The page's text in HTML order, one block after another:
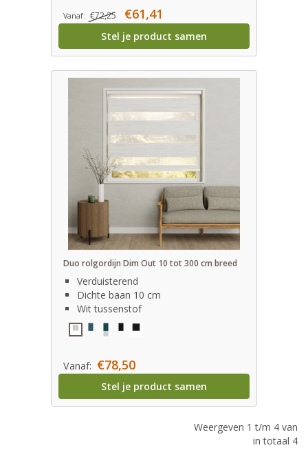
Vanaf: €72,25 €61,41
Stel je product samen
Duo rolgordijn Dim Out 10 tot 300 cm breed
Verduisterend
Dichte baan 10 cm
Wit tussenstof
Vanaf: €78,50
Stel je product samen
Weergeven 1 t/m 4 van
in totaal 4